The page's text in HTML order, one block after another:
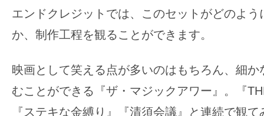
エンドクレジットでは、このセットがどのよ
か、制作工程を観ることができます。
映画として笑える点が多いのはもちろん、細
むことができる『ザ・マジックアワー』。『
『ステキな金縛り』『清須会議』と連続で観